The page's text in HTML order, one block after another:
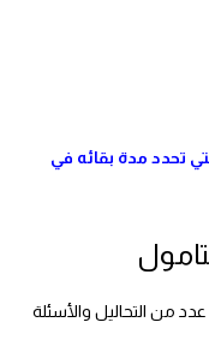
تحدد مدة بقائه في
من التحاليل والأسئلة